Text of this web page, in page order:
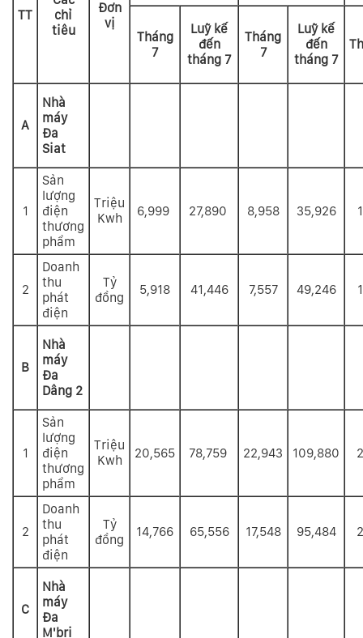
TT
chỉ
tiêu
Đơn
vị
Tháng
7
Luỹ kế
đến
tháng 7
Tháng
7
Luỹ kế
đến
tháng 7
A
Nhà
máy
Đa
Siat
1
Sản
lượng
điện
thương
phẩm
Triệu
Kwh
6,999 27,890 8,958 35,926
2
Doanh
thu
phát
điện
Tỷ
đồng
5,918 41,446 7,557 49,246
B
Nhà
máy
Đa
Dâng 2
1
Sản
lượng
điện
thương
phẩm
Triệu
Kwh
20,565 78,759 22,943 109,880
2
Doanh
thu
phát
điện
Tỷ
đồng
14,766 65,556 17,548 95,484
C
Nhà
máy
Đa
M'bri